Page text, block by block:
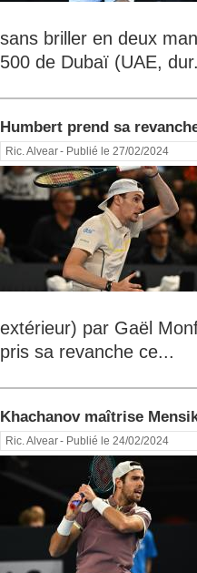
sans briller en deux
500 de Dubaï (UAE,
Humbert prend sa
Ric. Alvear- Publié le 27/02/2024
extérieur) par Gaël
pris sa revanche ce...
Khachanov maîtrise
Ric. Alvear- Publié le 24/02/2024